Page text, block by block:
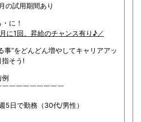
の試用期間あり
に！
に1回、昇給のチャンス有り♪／
事”をどんどん増やしてキャリアアッ
指そう!
￣￣￣￣￣￣￣￣￣
5日で勤務（30代/男性）